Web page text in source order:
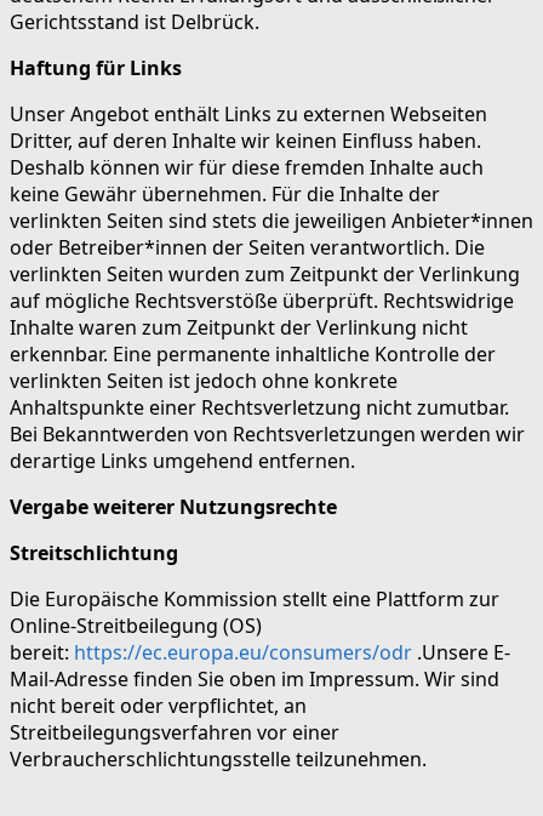
Gerichtsstand ist Delbrück.
Haftung für Links
Unser Angebot enthält Links zu externen Webseiten
Dritter, auf deren Inhalte wir keinen Einfluss haben.
Deshalb können wir für diese fremden Inhalte auch
keine Gewähr übernehmen. Für die Inhalte der
verlinkten Seiten sind stets die jeweiligen Anbieter*innen
oder Betreiber*innen der Seiten verantwortlich. Die
verlinkten Seiten wurden zum Zeitpunkt der Verlinkung
auf mögliche Rechtsverstöße überprüft. Rechtswidrige
Inhalte waren zum Zeitpunkt der Verlinkung nicht
erkennbar. Eine permanente inhaltliche Kontrolle der
verlinkten Seiten ist jedoch ohne konkrete
Anhaltspunkte einer Rechtsverletzung nicht zumutbar.
Bei Bekanntwerden von Rechtsverletzungen werden wir
derartige Links umgehend entfernen.
Vergabe weiterer Nutzungsrechte
Streitschlichtung
Die Europäische Kommission stellt eine Plattform zur
Online-Streitbeilegung (OS)
bereit: https://ec.europa.eu/consumers/odr .Unsere E-
Mail-Adresse finden Sie oben im Impressum. Wir sind
nicht bereit oder verpflichtet, an
Streitbeilegungsverfahren vor einer
Verbraucherschlichtungsstelle teilzunehmen.